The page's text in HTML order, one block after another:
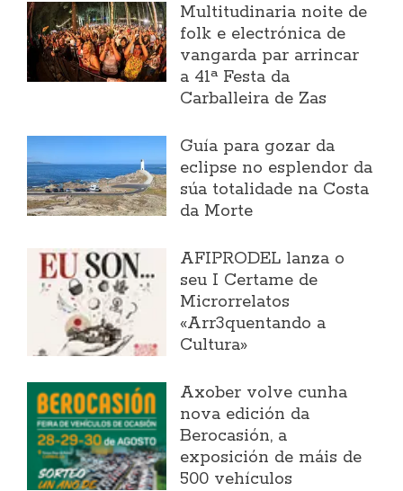
Multitudinaria noite de
folk e electrónica de
vangarda par arrincar
a 41ª Festa da
Carballeira de Zas
Guía para gozar da
eclipse no esplendor da
súa totalidade na Costa
da Morte
AFIPRODEL lanza o
seu I Certame de
Microrrelatos
«Arr3quentando a
Cultura»
Axober volve cunha
nova edición da
Berocasión, a
exposición de máis de
500 vehículos